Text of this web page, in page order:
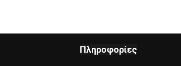
Πληροφορίες